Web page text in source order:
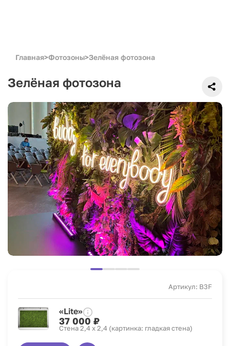
Главная>Фотозоны>Зелёная фотозона
Зелёная фотозона
Артикул: B3F
«Lite»
37 000 ₽
Стена 2,4 x 2,4 (картинка: гладкая стена)